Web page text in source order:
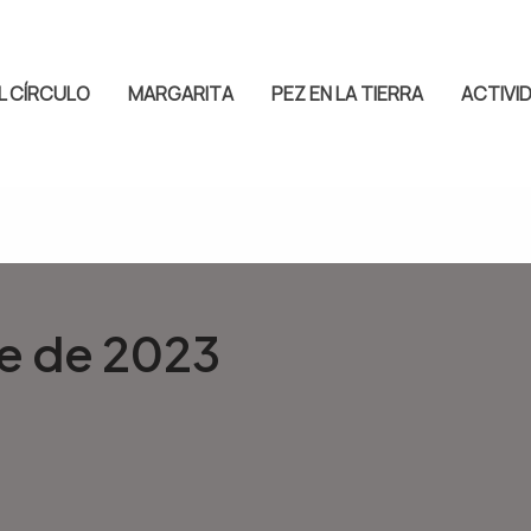
CÍRCULO MARGARITA PEZ EN LA TIERRA
de 2023